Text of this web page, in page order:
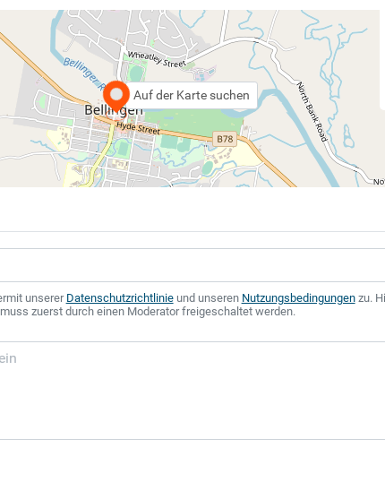
Auf der Karte suchen
unsererDatenschutzrichtlinieund unseren Nutzungsbedingungenzu.
zuerst durch einen Moderator freigeschaltet werden.